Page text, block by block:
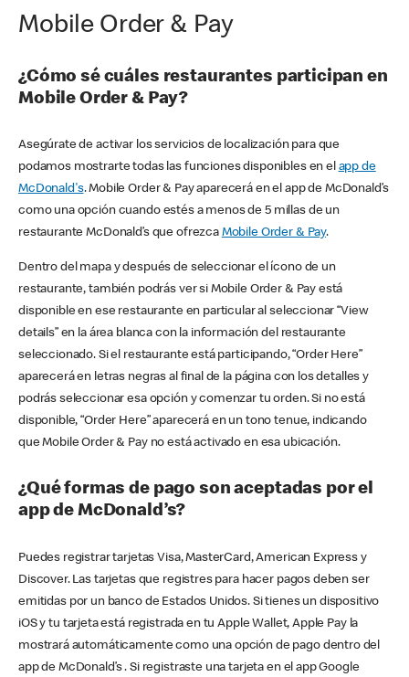
Mobile Order & Pay
¿Cómo sé cuáles restaurantes participan en
Mobile Order & Pay?
Asegúrate de activar los servicios de localización para que
podamos mostrarte todas las funciones disponibles en el app de
McDonald's. Mobile Order & Pay aparecerá en el app de McDonald’s
como una opción cuando estés a menos de 5 millas de un
restaurante McDonald’s que ofrezca Mobile Order & Pay.
Dentro del mapa y después de seleccionar el ícono de un
restaurante, también podrás ver si Mobile Order & Pay está
disponible en ese restaurante en particular al seleccionar “View
details” en la área blanca con la información del restaurante
seleccionado. Si el restaurante está participando, “Order Here”
aparecerá en letras negras al final de la página con los detalles y
podrás seleccionar esa opción y comenzar tu orden. Si no está
disponible, “Order Here” aparecerá en un tono tenue, indicando
que Mobile Order & Pay no está activado en esa ubicación.
¿Qué formas de pago son aceptadas por el
app de McDonald’s?
Puedes registrar tarjetas Visa, MasterCard, American Express y
Discover. Las tarjetas que registres para hacer pagos deben ser
emitidas por un banco de Estados Unidos. Si tienes un dispositivo
iOS y tu tarjeta está registrada en tu Apple Wallet, Apple Pay la
mostrará automáticamente como una opción de pago dentro del
app de McDonald’s . Si registraste una tarjeta en el app Google